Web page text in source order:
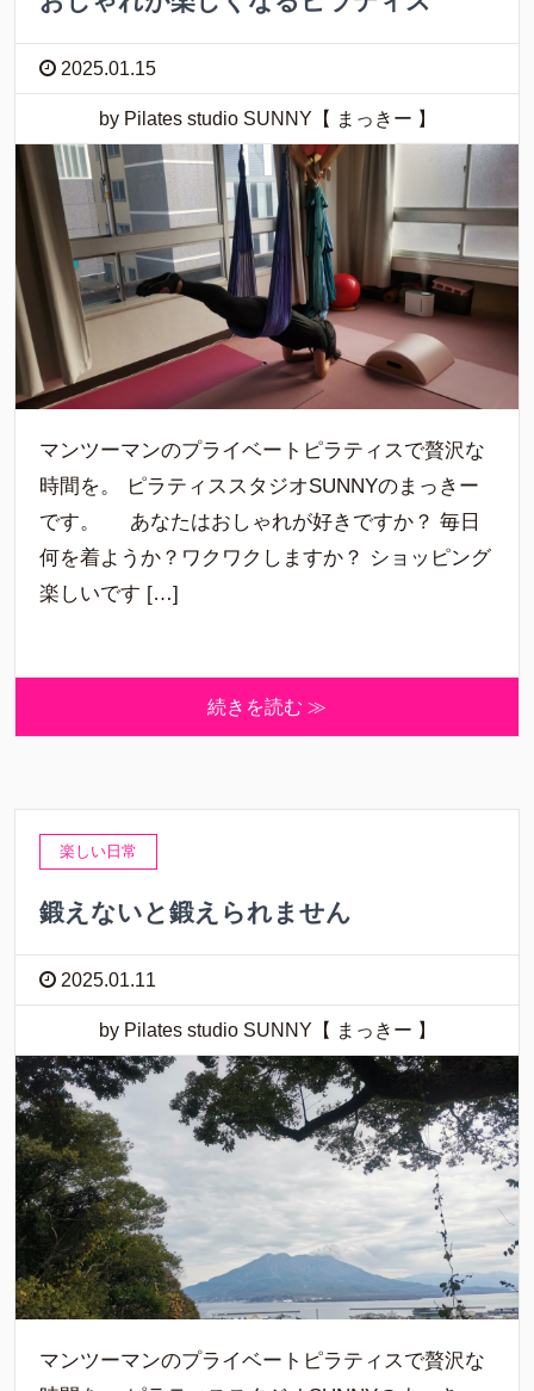
2025.01.15
by Pilates studio SUNNY【 まっきー 】
マンツーマンのプライベートピラティスで贅沢な
時間を。 ピラティススタジオSUNNYのまっきー
です。 あなたはおしゃれが好きですか？ 毎日
何を着ようか？ワクワクしますか？ ショッピング
楽しいです […]
続きを読む ≫
楽しい日常
鍛えないと鍛えられません
2025.01.11
by Pilates studio SUNNY【 まっきー 】
マンツーマンのプライベートピラティスで贅沢な